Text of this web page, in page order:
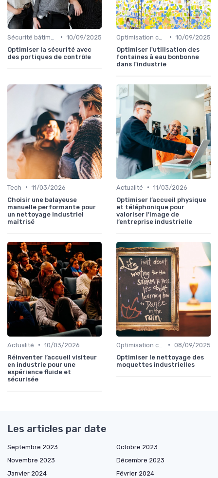
• 10/09/2025
Optimiser la sécurité avec
des portiques de contrôle
• 10/09/2025
Optimiser l'utilisation des
fontaines à eau bonbonne
dans l'industrie
Tech • 11/03/2026
Choisir une balayeuse
manuelle performante pour
un nettoyage industriel
maîtrisé
Actualité • 11/03/2026
Optimiser l’accueil physique
et téléphonique pour
valoriser l’image de
l’entreprise industrielle
Actualité • 10/03/2026
Réinventer l’accueil visiteur
en industrie pour une
expérience fluide et
sécurisée
• 08/09/2025
Optimiser le nettoyage des
moquettes industrielles
Les articles par date
Septembre 2023
Octobre 2023
Novembre 2023
Décembre 2023
Janvier 2024
Février 2024